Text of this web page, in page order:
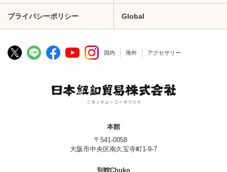
プライバシーポリシー Global
国内 海外 アクセサリー
本館
〒541-0058
大阪市中央区南久宝寺町1-9-7
別館Chuko